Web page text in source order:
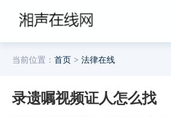
当前位置： 首页 > 法律在线
录遗嘱视频证人怎么找